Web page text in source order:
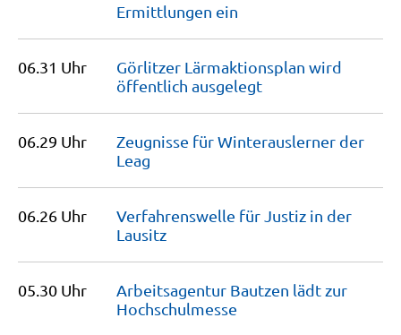
Ermittlungen ein
06.31 Uhr
Görlitzer Lärmaktionsplan wird
öffentlich ausgelegt
06.29 Uhr
Zeugnisse für Winterauslerner der
Leag
06.26 Uhr
Verfahrenswelle für Justiz in der
Lausitz
05.30 Uhr
Arbeitsagentur Bautzen lädt zur
Hochschulmesse